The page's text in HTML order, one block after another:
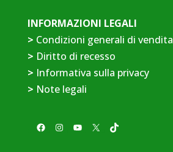
INFORMAZIONI LEGALI
> Condizioni generali di vendita
> Diritto di recesso
> Informativa sulla privacy
> Note legali
Facebook
Instagram
YouTube
X TikTok